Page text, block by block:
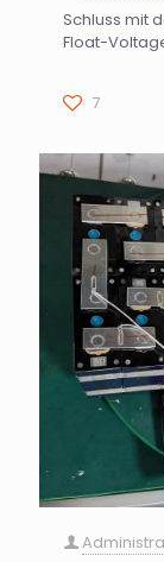
Schluss mit
Float-
7